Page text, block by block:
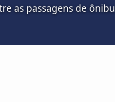
as passagens de